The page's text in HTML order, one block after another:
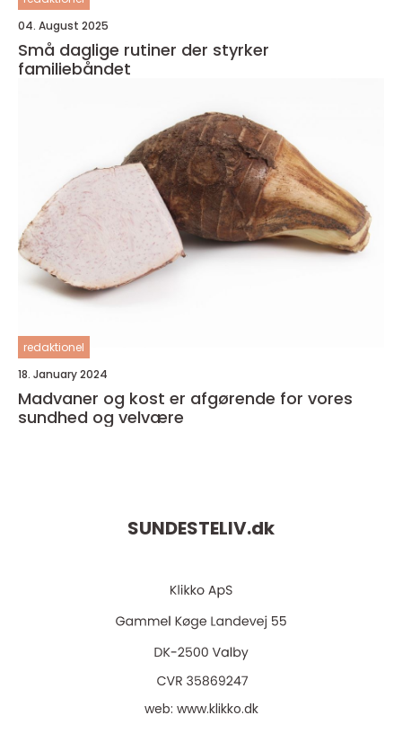
04. August 2025
Små daglige rutiner der styrker
familiebåndet
redaktionel
18. January 2024
Madvaner og kost er afgørende for vores
sundhed og velvære
SUNDESTELIV.dk
web: www.klikko.dk